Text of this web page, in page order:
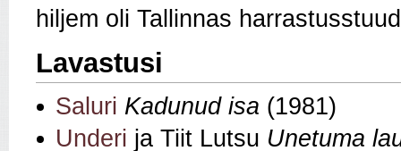
hiljem oli Tallinnas
Lavastusi
Saluri Kadunud isa (1981)
Underi ja Tiit Lutsu Unetuma